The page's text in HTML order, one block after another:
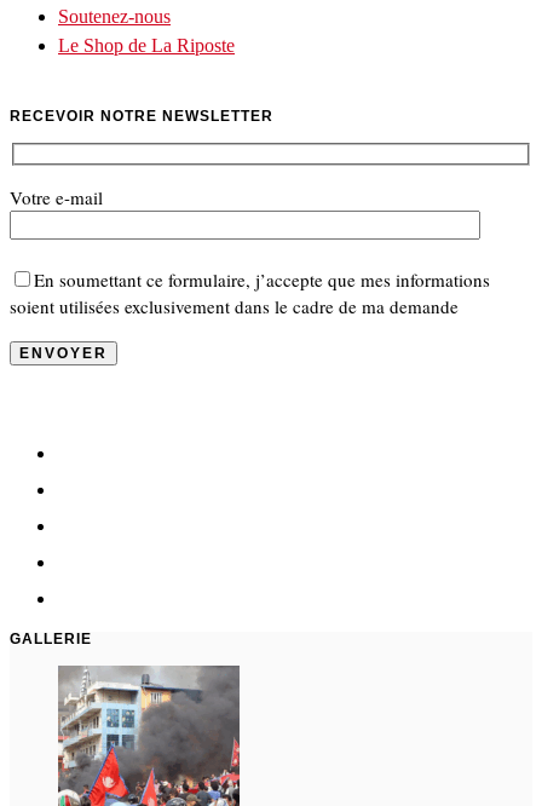
Soutenez-nous
Le Shop de La Riposte
RECEVOIR NOTRE NEWSLETTER
Votre e-mail
En soumettant ce formulaire, j’accepte que mes informations
soient utilisées exclusivement dans le cadre de ma demande
GALLERIE